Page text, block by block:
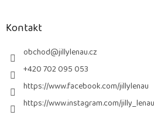
Kontakt
obchod@jillylenau.cz
+420 702 095 053
https://www.facebook.com/jillylenau
https://www.instagram.com/